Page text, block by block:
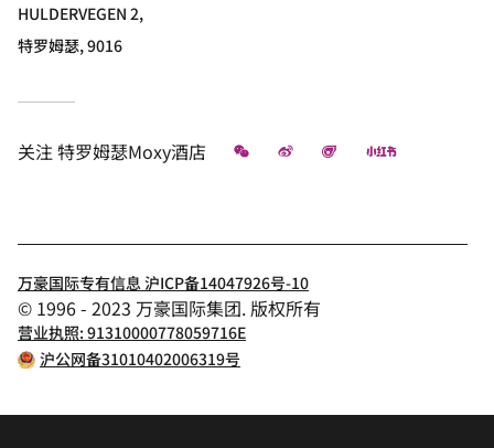
HULDERVEGEN 2,
特罗姆瑟, 9016
关注 特罗姆瑟Moxy酒店 微信 微博 飞猪 小红书
万豪国际专有信息 沪ICP备14047926号-10
© 1996 - 2023 万豪国际集团. 版权所有
营业执照: 91310000778059716E
沪公网备31010402006319号